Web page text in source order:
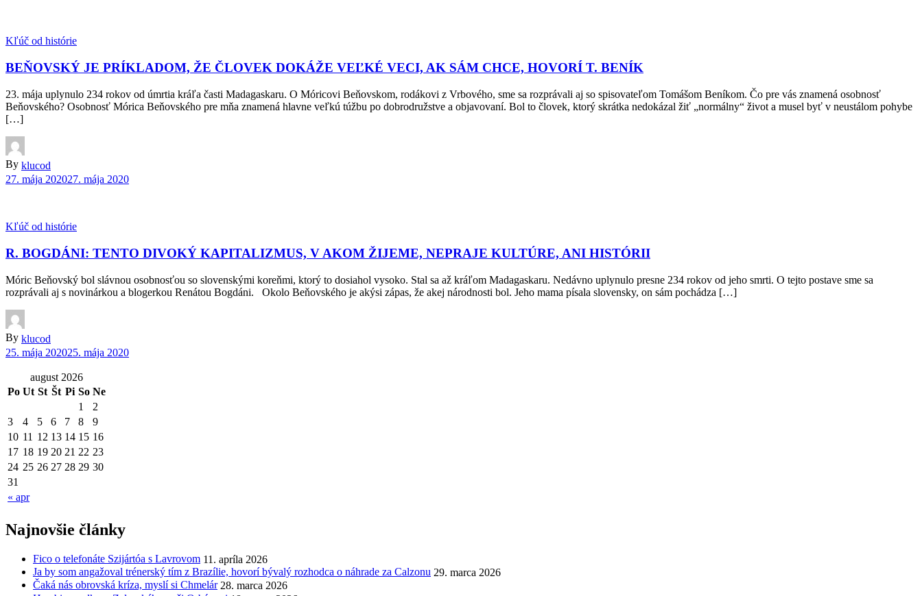
Kľúč od histórie
BEŇOVSKÝ JE PRÍKLADOM, ŽE ČLOVEK DOKÁŽE VEĽKÉ VECI, AK SÁM CHCE, HOVORÍ T. BENÍK
23. mája uplynulo 234 rokov od úmrtia kráľa časti Madagaskaru. O Móricovi Beňovskom, rodákovi z Vrbového, sme sa rozprávali aj so spisovateľom Tomášom Beníkom. Čo pre vás znamená osobnosť
Beňovského? Osobnosť Mórica Beňovského pre mňa znamená hlavne veľkú túžbu po dobrodružstve a objavovaní. Bol to človek, ktorý skrátka nedokázal žiť „normálny“ život a musel byť v neustálom pohybe
[…]
By klucod
27. mája 202027. mája 2020
Kľúč od histórie
R. BOGDÁNI: TENTO DIVOKÝ KAPITALIZMUS, V AKOM ŽIJEME, NEPRAJE KULTÚRE, ANI HISTÓRII
Móric Beňovský bol slávnou osobnosťou so slovenskými koreňmi, ktorý to dosiahol vysoko. Stal sa až kráľom Madagaskaru. Nedávno uplynulo presne 234 rokov od jeho smrti. O tejto postave sme sa
rozprávali aj s novinárkou a blogerkou Renátou Bogdáni. Okolo Beňovského je akýsi zápas, že akej národnosti bol. Jeho mama písala slovensky, on sám pochádza […]
By klucod
25. mája 202025. mája 2020
august 2026
Po Ut St Št Pi So Ne
« apr
1
2
3
4 5 6 7 8
9
10 11 12 13 14 15 16
17 18 19 20 21 22 23
24 25 26 27 28 29 30
31
Najnovšie články
Fico o telefonáte Szijártóa s Lavrovom 11. apríla 2026
Ja by som angažoval trénerský tím z Brazílie, hovorí bývalý rozhodca o náhrade za Calzonu 29. marca 2026
Čaká nás obrovská kríza, myslí si Chmelár 28. marca 2026